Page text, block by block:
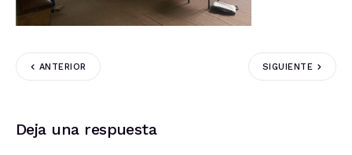
ANTERIOR SIGUIENTE
Deja una respuesta